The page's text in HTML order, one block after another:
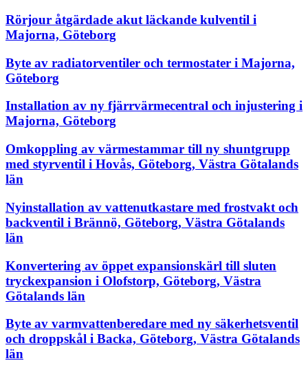
Rörjour åtgärdade akut läckande kulventil i
Majorna, Göteborg
Byte av radiatorventiler och termostater i Majorna,
Göteborg
Installation av ny fjärrvärmecentral och injustering i
Majorna, Göteborg
Omkoppling av värmestammar till ny shuntgrupp
med styrventil i Hovås, Göteborg, Västra Götalands
län
Nyinstallation av vattenutkastare med frostvakt och
backventil i Brännö, Göteborg, Västra Götalands
län
Konvertering av öppet expansionskärl till sluten
tryckexpansion i Olofstorp, Göteborg, Västra
Götalands län
Byte av varmvattenberedare med ny säkerhetsventil
och droppskål i Backa, Göteborg, Västra Götalands
län